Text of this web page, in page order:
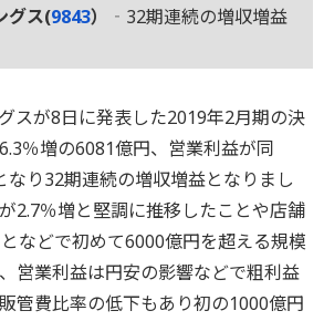
グス(9843）
‐32期連続の増収増益
スが8日に発表した2019年2月期の決
％増の6081億円、営業利益が同
なり32期連続の増収増益となりまし
2.7％増と堅調に推移したことや店舗
などで初めて6000億円を超える規模
営業利益は円安の影響などで粗利益
管費比率の低下もあり初の1000億円